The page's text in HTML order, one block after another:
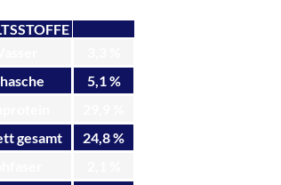
5,1 %
gesamt
24,8 %